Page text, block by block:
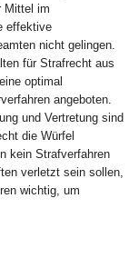
Mittel im
effektive
nicht gelingen.
für Strafrecht aus
optimal
angeboten.
und Vertretung sind
die Würfel
kein Strafverfahren
verletzt sein sollen,
wichtig, um